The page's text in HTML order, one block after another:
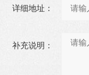
详细地址：
补充说明：